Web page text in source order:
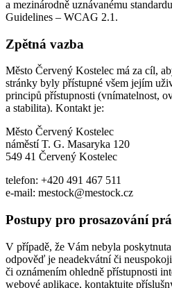
a mezinárodně uznávanému
Guidelines – WCAG 2.1.
Zpětná vazba
Město Červený Kostelec má za cíl,
stránky byly přístupné všem jejím
principů přístupnosti (vnímatelnost,
a stabilita). Kontakt je:
Město Červený Kostelec
náměstí T. G. Masaryka 120
549 41 Červený Kostelec
telefon: +420 491 467 511
e-mail: mestock@mestock.cz
Postupy pro prosazování
V případě, že Vám nebyla
odpověď je neadekvátní či
či oznámením ohledně přístupnosti
webové aplikace, kontaktujte